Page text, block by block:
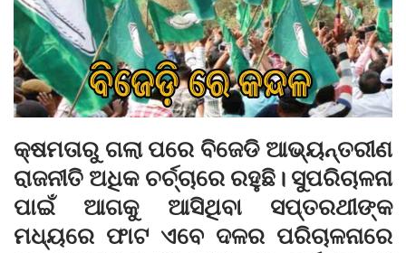
କ୍ଷମତାରୁ ଗଲା ପରେ ବିଜେଡି ଆଭ୍ୟନ୍ତରୀଣ
ରାଜନୀତି ଅଧିକ ଚର୍ଚ୍ଚାରେ ରହୁଛି। ସୁପରିଚାଳନା
ପାଇଁ ଆଗକୁ ଆସିଥିବା ସପ୍ତରଥୀଙ୍କ
ମଧ୍ୟରେ ଫାଟ ଏବେ ଦଳର ପରିଚାଳନାରେ